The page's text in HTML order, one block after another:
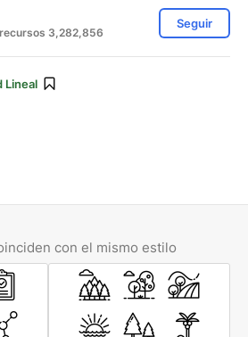
3,282,856
Seguir
Lineal
con el mismo estilo